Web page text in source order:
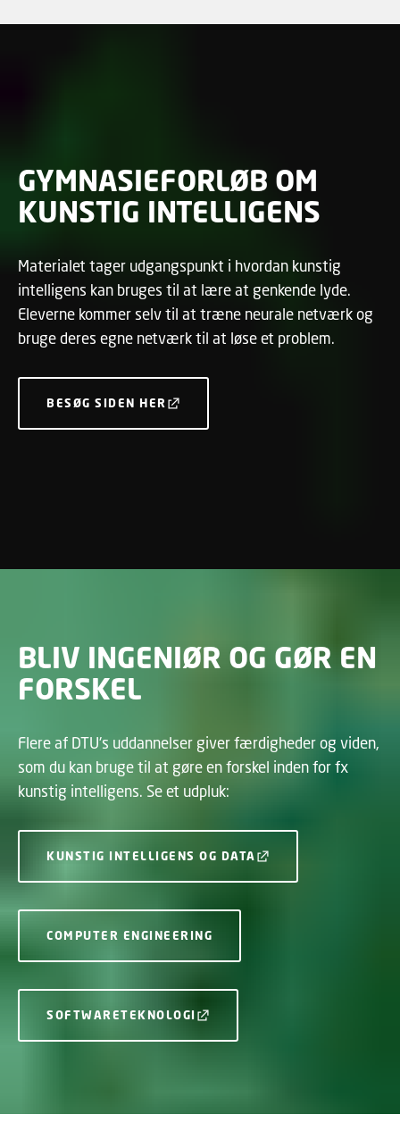
GYMNASIEFORLØB OM
KUNSTIG INTELLIGENS
Materialet tager udgangspunkt i hvordan kunstig
intelligens kan bruges til at lære at genkende lyde.
Eleverne kommer selv til at træne neurale netværk og
bruge deres egne netværk til at løse et problem.
BESØG SIDEN HER
BLIV INGENIØR OG GØR EN
FORSKEL
Flere af DTU's uddannelser giver færdigheder og viden,
som du kan bruge til at gøre en forskel inden for fx
kunstig intelligens. Se et udpluk:
KUNSTIG INTELLIGENS OG DATA
COMPUTER ENGINEERING
SOFTWARETEKNOLOGI